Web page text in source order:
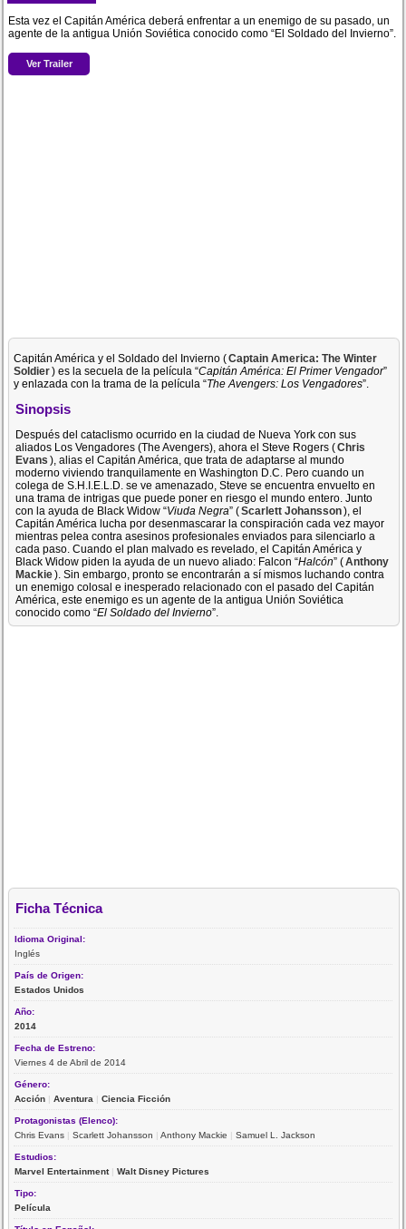
Esta vez el Capitán América deberá enfrentar a un enemigo de su pasado, un
agente de la antigua Unión Soviética conocido como “El Soldado del Invierno”.
Ver Trailer
Capitán América y el Soldado del Invierno (Captain America: The Winter
Soldier) es la secuela de la película “Capitán América: El Primer Vengador”
y enlazada con la trama de la película “The Avengers: Los Vengadores”.
Sinopsis
Después del cataclismo ocurrido en la ciudad de Nueva York con sus
aliados Los Vengadores (The Avengers), ahora el Steve Rogers (Chris
Evans ), alias el Capitán América, que trata de adaptarse al mundo
moderno viviendo tranquilamente en Washington D.C. Pero cuando un
colega de S.H.I.E.L.D. se ve amenazado, Steve se encuentra envuelto en
una trama de intrigas que puede poner en riesgo el mundo entero. Junto
con la ayuda de Black Widow “Viuda Negra” (Scarlett Johansson), el
Capitán América lucha por desenmascarar la conspiración cada vez mayor
mientras pelea contra asesinos profesionales enviados para silenciarlo a
cada paso. Cuando el plan malvado es revelado, el Capitán América y
Black Widow piden la ayuda de un nuevo aliado: Falcon “Halcón” (Anthony
Mackie). Sin embargo, pronto se encontrarán a sí mismos luchando contra
un enemigo colosal e inesperado relacionado con el pasado del Capitán
América, este enemigo es un agente de la antigua Unión Soviética
conocido como “El Soldado del Invierno”.
Ficha Técnica
Idioma Original:
Inglés
País de Origen:
Estados Unidos
Año:
2014
Fecha de Estreno:
Viernes 4 de Abril de 2014
Género:
Acción |Aventura |Ciencia Ficción
Protagonistas (Elenco):
Chris Evans |Scarlett Johansson |Anthony Mackie |Samuel L. Jackson
Estudios:
Marvel Entertainment|Walt Disney Pictures
Tipo:
Película